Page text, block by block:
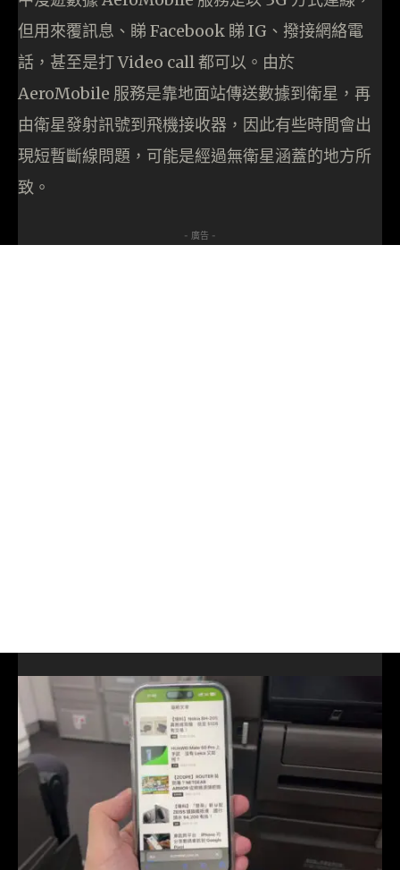
但用來覆訊息、睇 Facebook 睇 IG、撥接網絡電
話，甚至是打 Video call 都可以。由於
AeroMobile 服務是靠地面站傳送數據到衛星，再
由衛星發射訊號到飛機接收器，因此有些時間會出
現短暫斷線問題，可能是經過無衛星涵蓋的地方所
致。
- 廣告 -